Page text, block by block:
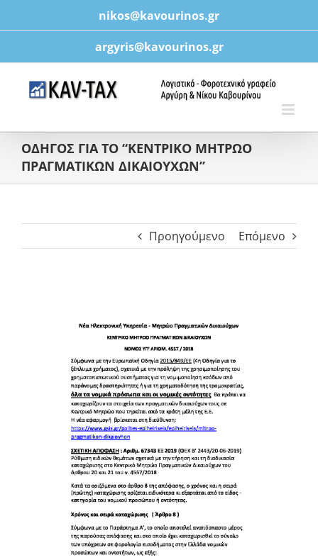
περιεχόμενο
nikos@kavourinos.gr
argyris@kavourinos.gr
ΟΔΗΓΟΣ ΓΙΑ ΤΟ “ΚΕΝΤΡΙΚΟ ΜΗΤΡΩΟ
ΠΡΑΓΜΑΤΙΚΩΝ ΔΙΚΑΙΟΥΧΩΝ”
Προηγούμενο Επόμενο